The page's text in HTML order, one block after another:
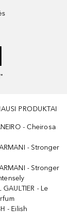
PRODUKTAI
- Cheirosa
- Stronger
- Stronger
GAULTIER - Le
- Eilish